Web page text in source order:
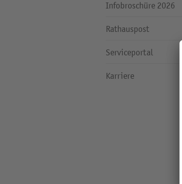
Infobroschüre 2026
Rathauspost
Serviceportal
Karriere